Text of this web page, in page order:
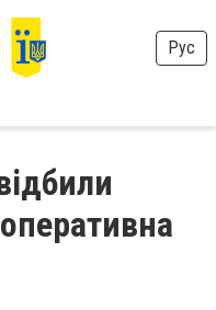
Рус